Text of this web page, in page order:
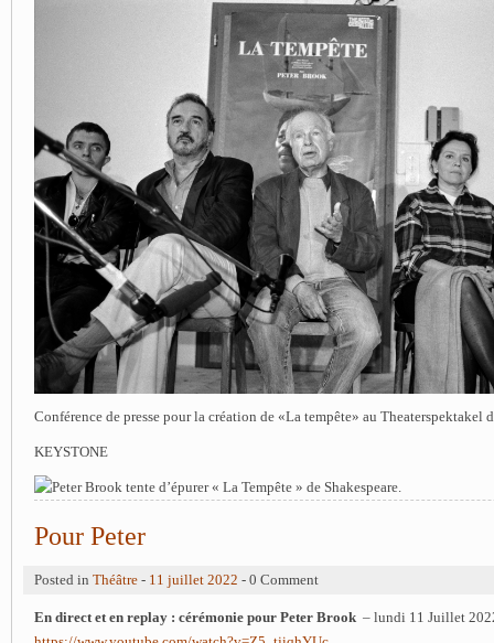
Conférence de presse pour la création de «La tempête» au Theaterspektakel
KEYSTONE
Pour Peter
Posted in Théâtre - 11 juillet 2022 - 0 Comment
En direct et en replay : cérémonie pour Peter Brook – lundi 11 Juillet